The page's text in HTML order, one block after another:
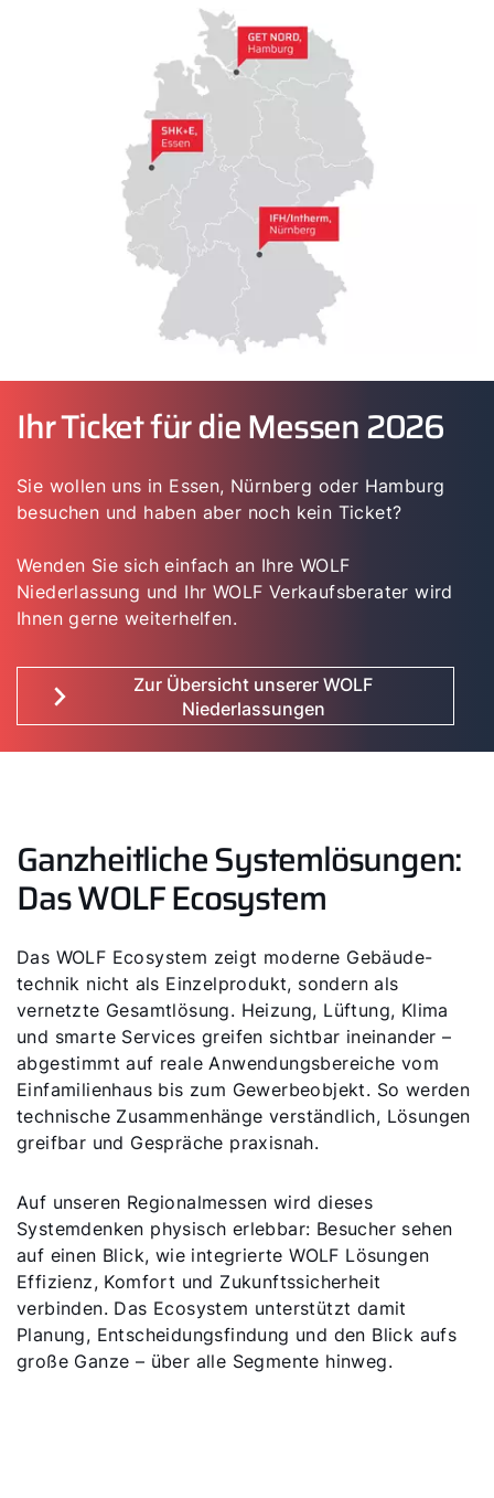
Ihr Ticket für die Messen 2026
Sie wollen uns in Essen, Nürnberg oder Hamburg
besuchen und haben aber noch kein Ticket?
Wenden Sie sich einfach an Ihre WOLF
Niederlassung und Ihr WOLF Verkaufsberater wird
Ihnen gerne weiterhelfen.
Zur Übersicht unserer WOLF
Niederlassungen
Ganzheitliche Systemlösungen:
Das WOLF Ecosystem
Das WOLF Ecosystem zeigt moderne Gebäude­
technik nicht als Einzelprodukt, sondern als
vernetzte Gesamtlösung. Heizung, Lüftung, Klima
und smarte Services greifen sichtbar ineinander –
abgestimmt auf reale Anwendungsbereiche vom
Einfamilienhaus bis zum Gewerbeobjekt. So werden
technische Zusammenhänge verständlich, Lösungen
greifbar und Gespräche praxisnah.
Auf unseren Regionalmessen wird dieses
Systemdenken physisch erlebbar: Besucher sehen
auf einen Blick, wie integrierte WOLF Lösungen
Effizienz, Komfort und Zukunftssicherheit
verbinden. Das Ecosystem unterstützt damit
Planung, Entscheidungsfindung und den Blick aufs
große Ganze – über alle Segmente hinweg.